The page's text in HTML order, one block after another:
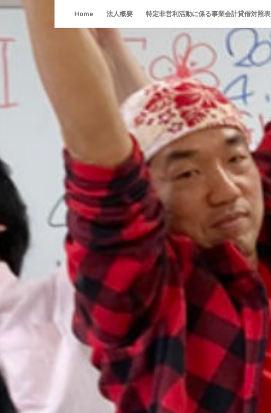
Skip
Home 法人概要 特定非営利活動に係る事業会計貸借対照表